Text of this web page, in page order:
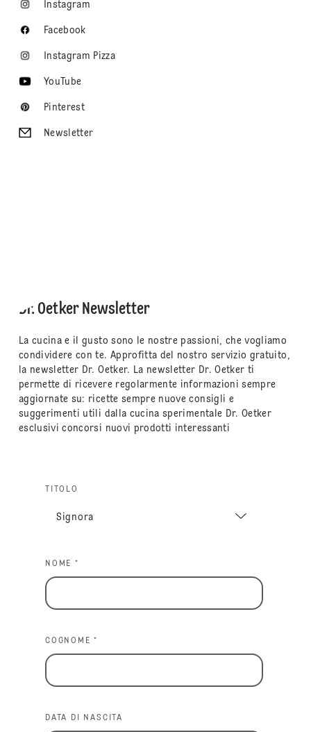
Instagram
Facebook
Instagram Pizza
YouTube
Pinterest
Newsletter
Dr. Oetker Newsletter
La cucina e il gusto sono le nostre passioni, che vogliamo
condividere con te. Approfitta del nostro servizio gratuito,
la newsletter Dr. Oetker. La newsletter Dr. Oetker ti
permette di ricevere regolarmente informazioni sempre
aggiornate su: ricette sempre nuove consigli e
suggerimenti utili dalla cucina sperimentale Dr. Oetker
esclusivi concorsi nuovi prodotti interessanti
TITOLO
NOME *
COGNOME *
DATA DI NASCITA